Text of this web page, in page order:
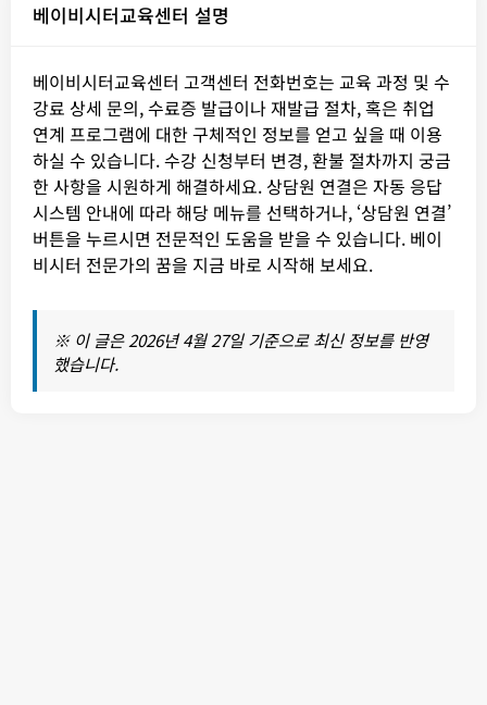
베이비시터교육센터 설명
베이비시터교육센터 고객센터 전화번호는 교육 과정 및 수
강료 상세 문의, 수료증 발급이나 재발급 절차, 혹은 취업
연계 프로그램에 대한 구체적인 정보를 얻고 싶을 때 이용
하실 수 있습니다. 수강 신청부터 변경, 환불 절차까지 궁금
한 사항을 시원하게 해결하세요. 상담원 연결은 자동 응답
시스템 안내에 따라 해당 메뉴를 선택하거나, ‘상담원 연결’
버튼을 누르시면 전문적인 도움을 받을 수 있습니다. 베이
비시터 전문가의 꿈을 지금 바로 시작해 보세요.
※ 이 글은 2026년 4월 27일 기준으로 최신 정보를 반영
했습니다.